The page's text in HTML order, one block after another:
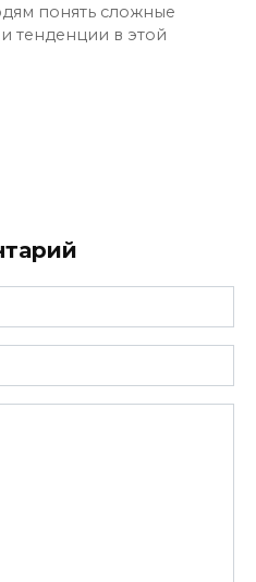
понять сложные
тенденции в этой